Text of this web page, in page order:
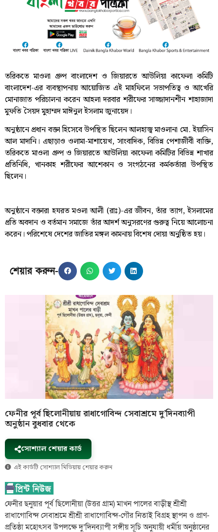
তরিকতে মাওলা গ্রুপ বাংলাদেশ ও জিয়ারতে আউলিয়া কাফেলা কমিটি
বাংলাদেশ-এর ব্যবস্থাপনায় আয়োজিত এই মাহফিলে সভাপতিত্ব ও আখেরি
মোনাজাত পরিচালনা করেন আহলা দরবার শরীফের সাজ্জাদানশীন শাহাজাদা
মুফতি সৈয়দ মুহাম্মদ মাঈনুল ইসলাম জুনায়েদ।
অনুষ্ঠানে প্রধান বক্তা হিসেবে উপস্থিত ছিলেন আলহাজ্ব মাওলানা মো. ইয়াসিন
আল মাদানি। এছাড়াও ওলামা-মাশায়েখ, সাংবাদিক, বিভিন্ন পেশাজীবী ব্যক্তি,
তরিকতে মাওলা গ্রুপ ও জিয়ারতে আউলিয়া কাফেলা কমিটির বিভিন্ন শাখার
প্রতিনিধি, খানকাহ শরীফের আশেকান ও সংগঠনের কর্মকর্তারা উপস্থিত
ছিলেন।
অনুষ্ঠানে বক্তারা হযরত মওলা আলী (রাঃ)-এর জীবন, তাঁর ত্যাগ, ইসলামের
প্রতি অবদান ও বর্তমান সমাজে তাঁর আদর্শ অনুসরণের গুরুত্ব নিয়ে আলোচনা
করেন। পরিশেষে দেশের জাতির মঙ্গল কামনায় বিশেষ দোয়া অনুষ্ঠিত হয়।
শেয়ার করুন-
ফেনীর পূর্ব ছিলোনীয়ায় রাধাগোবিন্দ সেবাশ্রমে দু’দিনব্যাপী
অনুষ্ঠান বুধবার থেকে
সোশ্যাল শেয়ার কার্ড
এই কার্ডটি সোশ্যাল মিডিয়ায় শেয়ার করুন
ফেনীর ছনুয়ার পূর্ব ছিলোনীয়া (উত্তর গ্রাম) মাখন পালের বাড়ীস্থ শ্রীশ্রী
রাধাগোবিন্দ সেবাশ্রমে শ্রীশ্রী রাধাগোবিন্দ-গৌর নিতাই বিগ্রহ স্থাপন ও প্রাণ-
প্রতিষ্ঠা মহোৎসব উপলক্ষে দু’দিনব্যাপী সঙ্গীয় সূচি অনুযায়ী ধর্মীয় অনুষ্ঠানের